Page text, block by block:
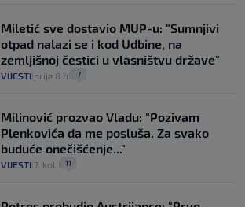
Miletić sve dostavio MUP-u: "Sumnjivi
otpad nalazi se i kod Udbine, na
zemljišnoj čestici u vlasništvu države"
VIJESTI prije 8 h 7
Milinović prozvao Vladu: "Pozivam
Plenkovića da me posluša. Za svako
buduće onečišćenje..."
VIJESTI 7. kol. 11